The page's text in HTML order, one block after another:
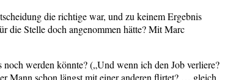
die richtige war, und zu keinem Ergebnis
die Stelle doch angenommen hätte? Mit Marc
werden könnte? („Und wenn ich den Job verliere?
Mann schon längst mit einer anderen flirtet? … gleich